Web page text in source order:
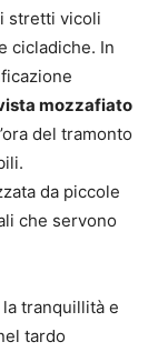
stretti vicoli
cicladiche. In
mozzafiato
del tramonto
da piccole
che servono
tranquillità e
tardo